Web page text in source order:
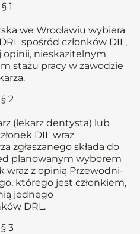
§ 1
we Wrocławiu wybiera
spośród członków DIL,
opinii, nieskazitelnym
stażu pracy w zawodzie
§ 2
(lekarz dentysta) lub
DIL wraz
zgłaszanego składa do
planowanym wyborem
z opinią Przewodni-
którego jest członkiem,
jednego
DRL.
§ 3